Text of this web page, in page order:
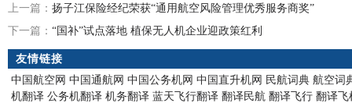
上一篇： 扬子江保险经纪荣获“通用航空风险管理优秀服务商奖”
下一篇： “国补”试点落地 植保无人机企业迎政策红利
友情链接
中国航空网 中国通航网 中国公务机网 中国直升机网 民航词典 航空词
机翻译 公务机翻译 机务翻译 蓝天飞行翻译 翻译民航 翻译飞行 翻译飞